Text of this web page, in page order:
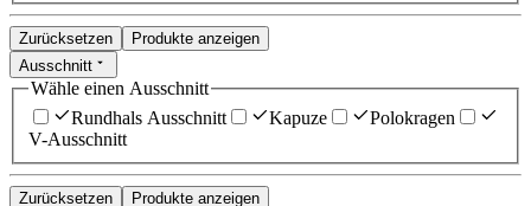
Zurücksetzen
Produkte anzeigen
Ausschnitt
Wähle einen Ausschnitt
Rundhals Ausschnitt
Kapuze
Polokragen
V-Ausschnitt
Zurücksetzen
Produkte anzeigen